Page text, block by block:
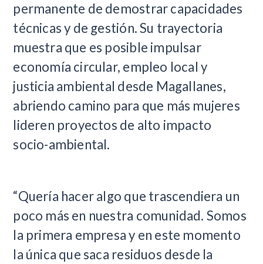
permanente de demostrar capacidades
técnicas y de gestión. Su trayectoria
muestra que es posible impulsar
economía circular, empleo local y
justicia ambiental desde Magallanes,
abriendo camino para que más mujeres
lideren proyectos de alto impacto
socio-ambiental.
“Quería hacer algo que trascendiera un
poco más en nuestra comunidad. Somos
la primera empresa y en este momento
la única que saca residuos desde la